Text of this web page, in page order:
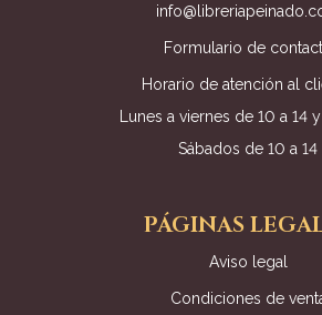
Formulario de
Horario de atención al
Lunes a viernes de 10 a 14
Sábados de 10 a 14
PÁGINAS
Aviso legal
Condiciones de